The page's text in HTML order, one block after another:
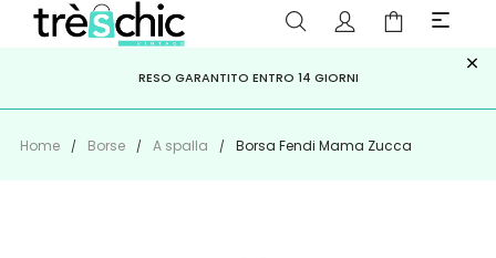
PAGA A RATE CONKLARNA,HEYLIGHT, APPAGO
ISCRIVITI ALLA NEWSLETTER PER NON PERDERE SCONTI E
OFFERTE IMPERDIBILI!
RESO GARANTITO ENTRO 14 GIORNI ×
Home Borse A spalla Borsa Fendi Mama Zucca